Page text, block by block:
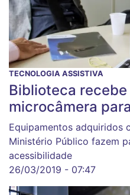
TECNOLOGIA ASSISTIVA
Biblioteca
microcâmera
Equipamentos adquiridos
Ministério Público fazem
acessibilidade
26/03/2019 - 07:47